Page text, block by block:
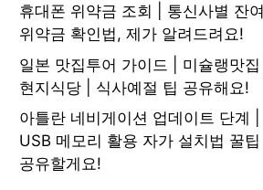
휴대폰 위약금 조회 | 통신사별 잔여
위약금 확인법, 제가 알려드려요!
일본 맛집투어 가이드 | 미슐랭맛집 |
현지식당 | 식사예절 팁 공유해요!
아틀란 네비게이션 업데이트 단계 |
USB 메모리 활용 자가 설치법 꿀팁
공유할게요!